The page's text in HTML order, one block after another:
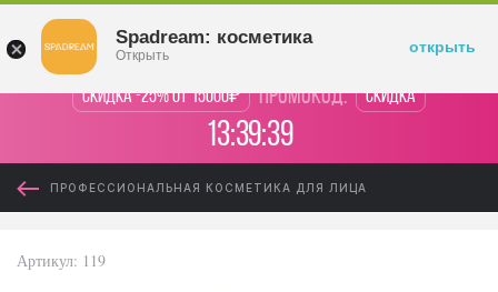
Скидка -25% от 15000₽ промокод: Скидка
13:39:39
ПРОФЕССИОНАЛЬНАЯ КОСМЕТИКА ДЛЯ ЛИЦА
Артикул: 119
Spadream: косметика
Открыть открыть